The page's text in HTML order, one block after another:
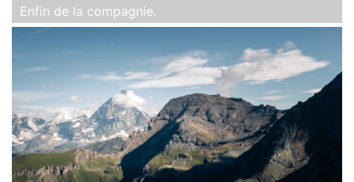
Enfin de la compagnie.